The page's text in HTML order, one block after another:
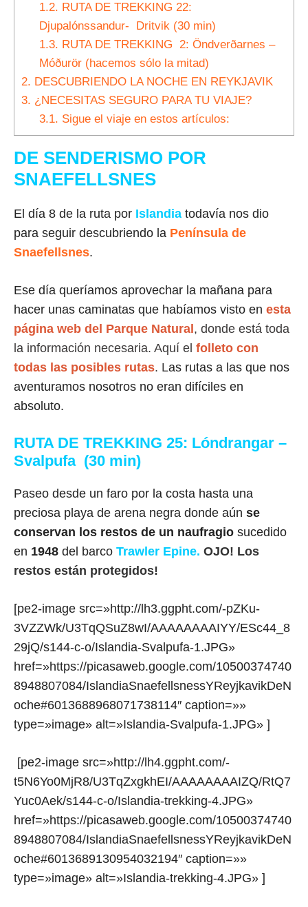
1.2. RUTA DE TREKKING 22:
Djupalónssandur- Dritvik (30 min)
1.3. RUTA DE TREKKING 2: Öndverðarnes –
Móðurör (hacemos sólo la mitad)
2. DESCUBRIENDO LA NOCHE EN REYKJAVIK
3. ¿NECESITAS SEGURO PARA TU VIAJE?
3.1. Sigue el viaje en estos artículos:
DE SENDERISMO POR
SNAEFELLSNES
El día 8 de la ruta por Islandia todavía nos dio
para seguir descubriendo la Península de
Snaefellsnes.
Ese día queríamos aprovechar la mañana para
hacer unas caminatas que habíamos visto en esta
página web del Parque Natural , donde está toda
la información necesaria. Aquí el folleto con
todas las posibles rutas. Las rutas a las que nos
aventuramos nosotros no eran difíciles en
absoluto.
RUTA DE TREKKING 25: Lóndrangar –
Svalpufa (30 min)
Paseo desde un faro por la costa hasta una
preciosa playa de arena negra donde aún se
conservan los restos de un naufragio sucedido
en 1948 del barco Trawler Epine. OJO! Los
restos están protegidos!
[pe2-image src=»http://lh3.ggpht.com/-pZKu-
3VZZWk/U3TqQSuZ8wI/AAAAAAAAIYY/ESc44_8
29jQ/s144-c-o/Islandia-Svalpufa-1.JPG»
href=»https://picasaweb.google.com/10500374740
8948807084/IslandiaSnaefellsnessYReyjkavikDeN
oche#6013688968071738114″ caption=»»
type=»image» alt=»Islandia-Svalpufa-1.JPG» ]
[pe2-image src=»http://lh4.ggpht.com/-
t5N6Yo0MjR8/U3TqZxgkhEI/AAAAAAAAIZQ/RtQ7
Yuc0Aek/s144-c-o/Islandia-trekking-4.JPG»
href=»https://picasaweb.google.com/10500374740
8948807084/IslandiaSnaefellsnessYReyjkavikDeN
oche#6013689130954032194″ caption=»»
type=»image» alt=»Islandia-trekking-4.JPG» ]